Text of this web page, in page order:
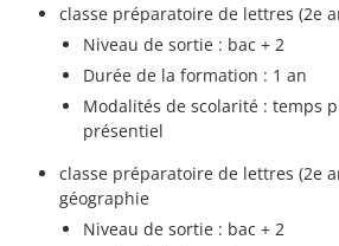
classe préparatoire de lettres (2e
Niveau de sortie : bac + 2
Durée de la formation : 1 an
Modalités de scolarité : temps
présentiel
classe préparatoire de lettres (2e
géographie
Niveau de sortie : bac + 2